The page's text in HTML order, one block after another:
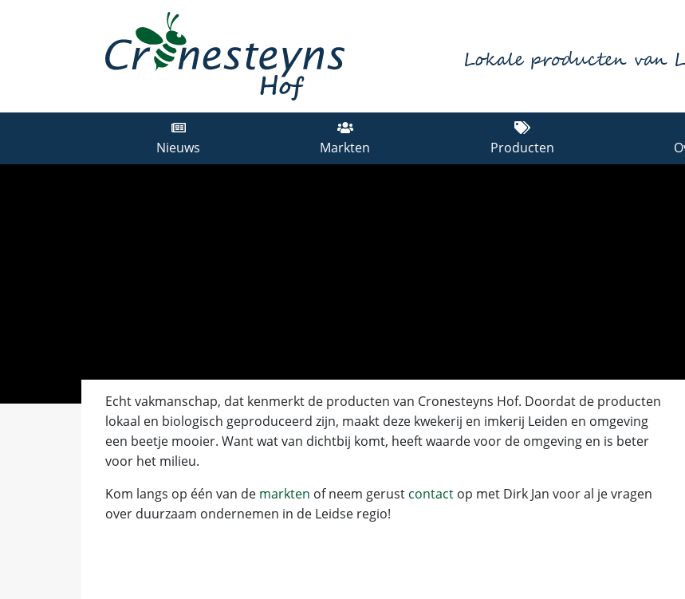
Lokale producten van
Nieuws Markten Producten
Echt vakmanschap, dat kenmerkt de producten van Cronesteyns Hof. Doordat de producten
lokaal en biologisch geproduceerd zijn, maakt deze kwekerij en imkerij Leiden en omgeving
een beetje mooier. Want wat van dichtbij komt, heeft waarde voor de omgeving en is beter
voor het milieu.
Kom langs op één van de markten of neem gerust contact op met Dirk Jan voor al je vragen
over duurzaam ondernemen in de Leidse regio!